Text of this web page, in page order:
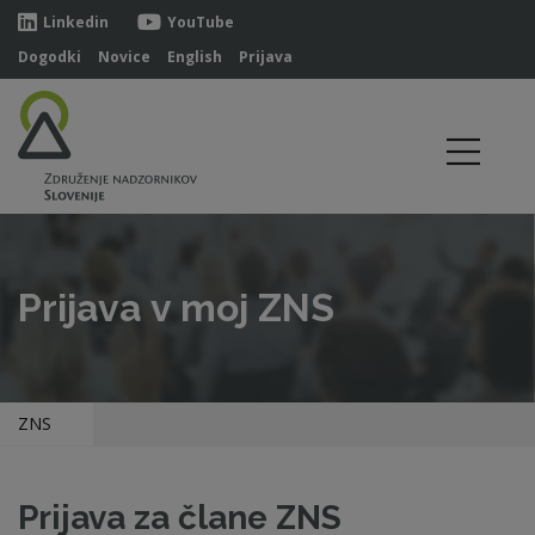
Linkedin
YouTube
Dogodki
Novice English Prijava
Prijava v moj ZNS
ZNS
Prijava za člane ZNS